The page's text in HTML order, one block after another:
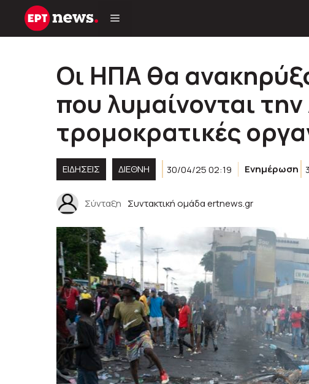
Μετάβαση
Οι ΗΠΑ θα
που λυμαίνονται
τρομοκρατικές
ΕΙΔΗΣΕΙΣ ΔΙΕΘΝΗ 30/04/25 02:19 Ενημέρωση
Σύνταξη Συντακτική ομάδα ertnews.gr